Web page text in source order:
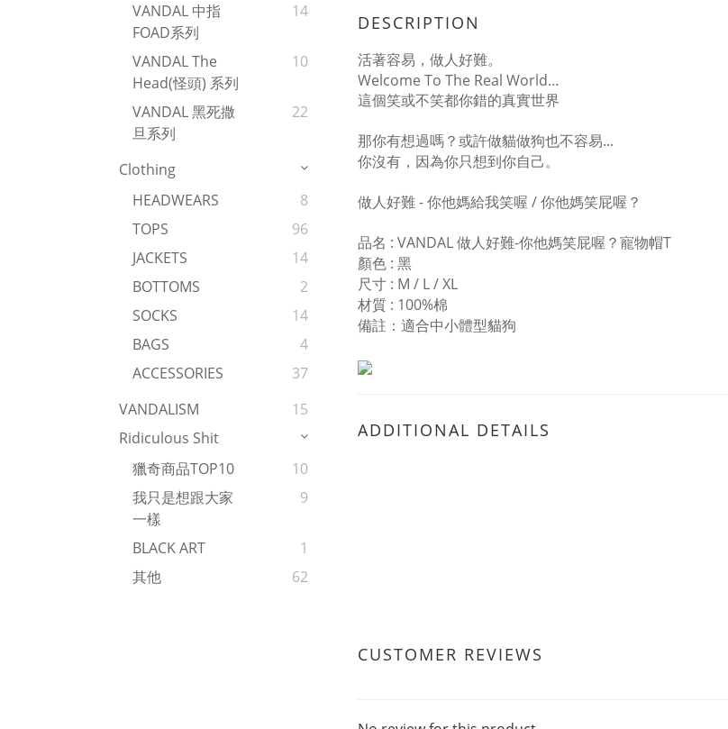
VANDAL 中指
FOAD系列
14
VANDAL The
Head(怪頭) 系列
10
VANDAL 黑死撒
旦系列
22
Clothing
HEADWEARS
8
TOPS
96
JACKETS
14
BOTTOMS
2
SOCKS
14
BAGS
4
ACCESSORIES
37
VANDALISM
15
Ridiculous Shit
獵奇商品TOP10
10
我只是想跟大家
一樣
9
BLACK ART
1
其他
62
DESCRIPTION
活著容易，做人好難。
Welcome To The Real World…
這個笑或不笑都你錯的真實世界
那你有想過嗎？或許做貓做狗也不容易...
你沒有，因為你只想到你自己。
做人好難 - 你他媽給我笑喔 / 你他媽笑屁喔？
品名 : VANDAL 做人好難-你他媽笑屁喔？寵物帽T
顏色 : 黑
尺寸 : M / L / XL
材質 : 100%棉
備註：適合中小體型貓狗
ADDITIONAL DETAILS
CUSTOMER REVIEWS